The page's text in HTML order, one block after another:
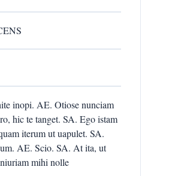
inopi. AE. Otiose nunciam
hic te tanget. SA. Ego istam
iterum ut uapulet. SA.
AE. Scio. SA. At ita, ut
mihi nolle